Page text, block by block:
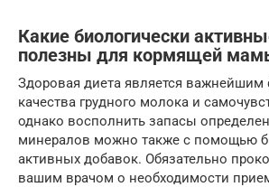
Какие биологически
полезны для кормящей
Здоровая диета является важнейшим
качества грудного молока и
однако восполнить запасы
минералов можно также с помощью
активных добавок. Обязательно
вашим врачом о необходимости